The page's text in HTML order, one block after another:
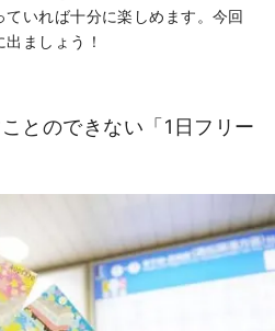
いれば十分に楽しめます。今回
出ましょう！
とのできない「1日フリー